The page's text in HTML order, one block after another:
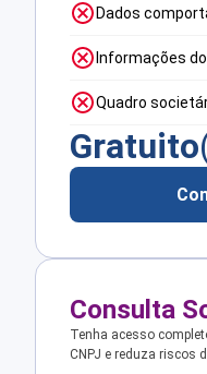
Dados
Informações
Quadro
Gratuito
Consulta
Tenha acesso
CNPJ e reduza riscos